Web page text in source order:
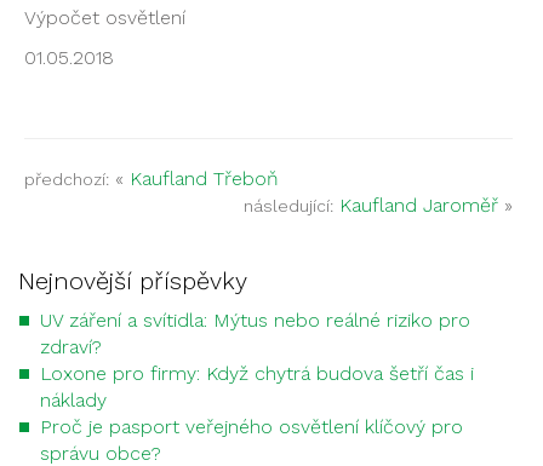
Výpočet osvětlení
01.05.2018
předchozí: « Kaufland Třeboň
následující: Kaufland Jaroměř »
Nejnovější příspěvky
UV záření a svítidla: Mýtus nebo reálné riziko pro
zdraví?
Loxone pro firmy: Když chytrá budova šetří čas i
náklady
Proč je pasport veřejného osvětlení klíčový pro
správu obce?